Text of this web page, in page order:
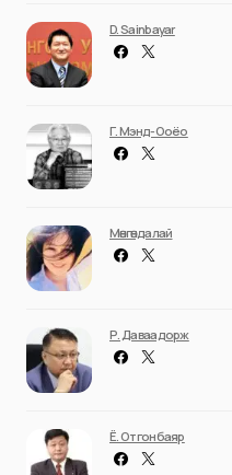
D. Sainbayar
Г. Мэнд-Ооёо
Мөнгөндалай
Р. Даваадорж
Ё. Отгонбаяр